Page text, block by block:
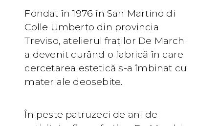
Fondat în 1976 în San Martino di
Colle Umberto din provincia
Treviso, atelierul fraților De Marchi
a devenit curând o fabrică în care
cercetarea estetică s-a îmbinat cu
materiale deosebite.
În peste patruzeci de ani de